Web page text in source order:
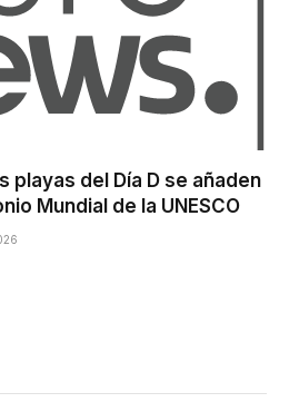
playas del Día D se añaden
Mundial de la UNESCO